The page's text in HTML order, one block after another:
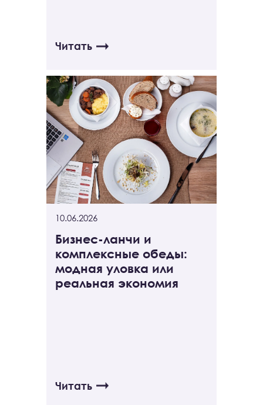
Читать
10.06.2026
Бизнес-ланчи и
комплексные обеды:
модная уловка или
реальная экономия
Читать